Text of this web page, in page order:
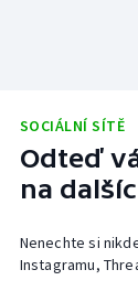
SOCIÁLNÍ SÍTĚ
Odteď
na
Nenechte si
Instagramu,